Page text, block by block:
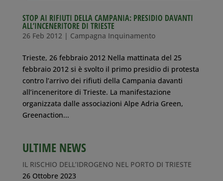
STOP AI RIFIUTI DELLA CAMPANIA: PRESIDIO DAVANTI
ALL’INCENERITORE DI TRIESTE
26 Feb 2012| Campagna Inquinamento
Trieste, 26 febbraio 2012 Nella mattinata del 25
febbraio 2012 si è svolto il primo presidio di protesta
contro l’arrivo dei rifiuti della Campania davanti
all’inceneritore di Trieste. La manifestazione
organizzata dalle associazioni Alpe Adria Green,
Greenaction...
ULTIME NEWS
IL RISCHIO DELL’IDROGENO NEL PORTO DI TRIESTE
26 Ottobre 2023